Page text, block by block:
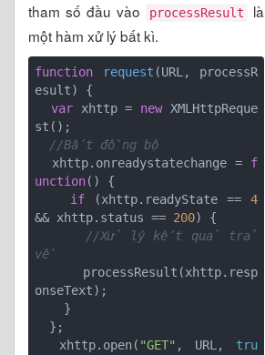
tham số đầu vào
processResult
là
một hàm xử lý bất kì.
function request (URL, processR
esult) {
var xhttp = new XMLHttpReque
st();
//Bất đồng bộ
  xhttp.onreadystatechange =
f
unction( ) {
if (xhttp.readyState == 4
&& xhttp.status == 200) {
//Xử lý kết quả trả
về
onseText);
  xhttp.open(
"GET" , URL, tru